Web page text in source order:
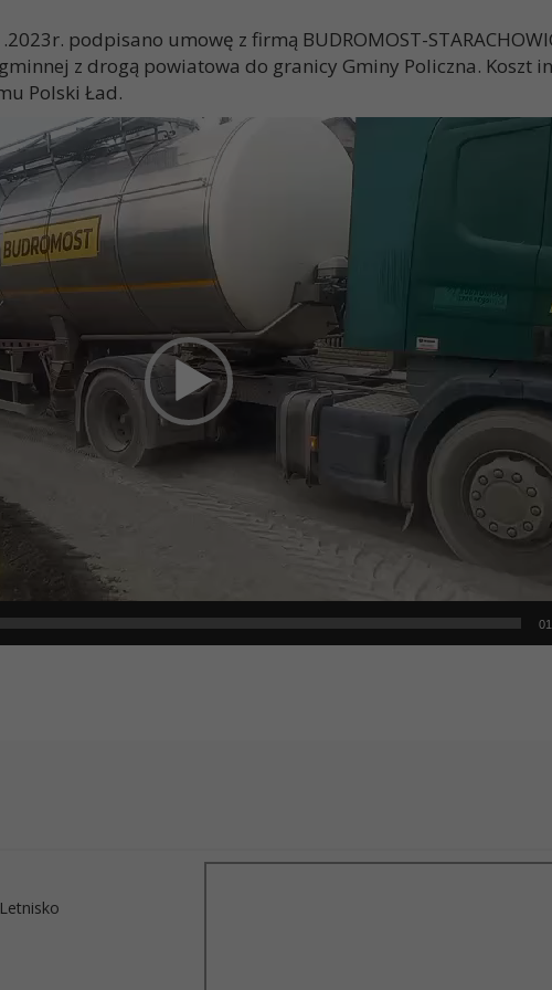
podpisano umowę z firmą BUDROMOST-
z drogą powiatowa do granicy Gminy Policzna. Koszt
Polski Ład.